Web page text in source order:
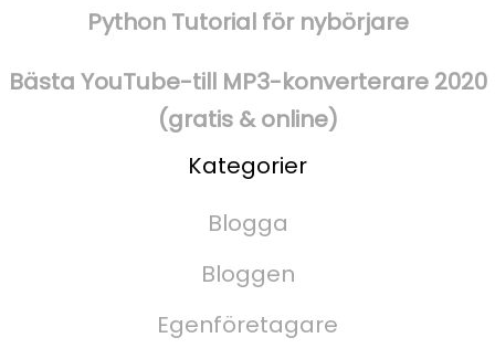
Python Tutorial för nybörjare
Bästa YouTube-till MP3-konverterare 2020
(gratis & online)
Kategorier
Blogga
Bloggen
Egenföretagare